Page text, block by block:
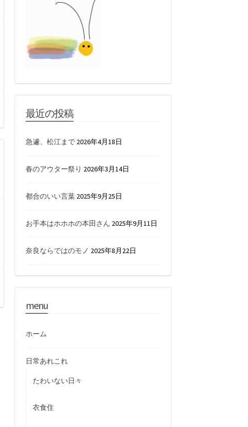
最近の投稿
急遽、松江まで 2026年4月18日
春のアウター祭り 2026年3月14日
都合のいい言葉 2025年9月25日
お手本はホホホの本田さん 2025年9月11日
奈良ならではのモノ 2025年8月22日
menu
ホーム
日常あれこれ
たわいない日々
衣食住